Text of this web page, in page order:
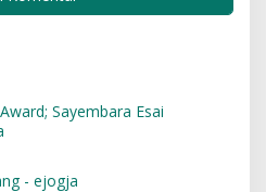
Sayembara Esai
- ejogja